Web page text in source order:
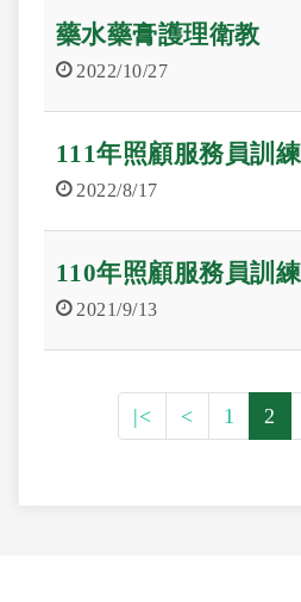
藥水藥膏護理衛教
2022/10/27
111年照顧服務員訓
2022/8/17
110年照顧服務員訓
2021/9/13
|< < 1 2